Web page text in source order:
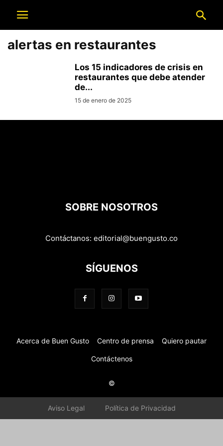
alertas en restaurantes
Los 15 indicadores de crisis en
restaurantes que debe atender
de...
15 de enero de 2025
SOBRE NOSOTROS
Contáctanos: editorial@buengusto.co
SÍGUENOS
Acerca de Buen Gusto Centro de prensa Quiero pautar
Contáctenos
©
Aviso Legal Política de Privacidad